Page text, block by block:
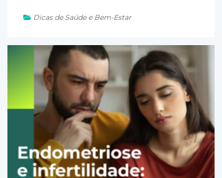
Dicas de Saúde e Bem-Estar